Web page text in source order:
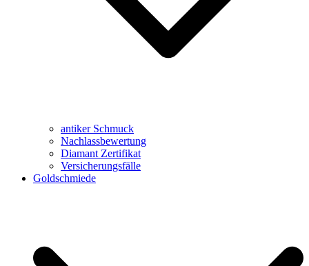
antiker Schmuck
Nachlassbewertung
Diamant Zertifikat
Versicherungsfälle
Goldschmiede